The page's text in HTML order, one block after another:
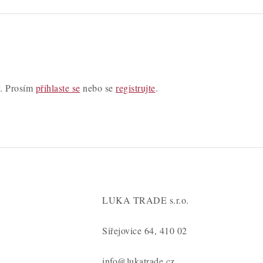
Prosím přihlaste se nebo se registrujte.
LUKA TRADE s.r.o.
Siřejovice 64, 410 02